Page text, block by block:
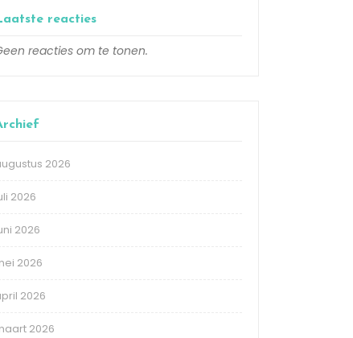
reacties
reacties om te tonen.
2026
2026
2026
2026
2026
2026